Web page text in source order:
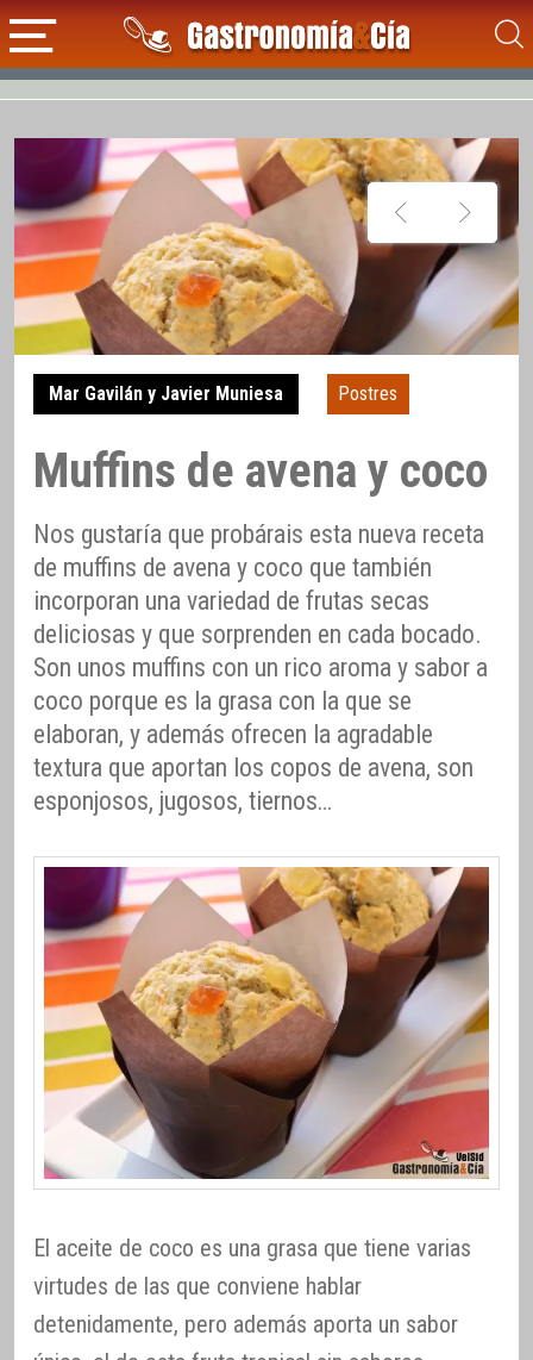
Mar Gavilán y Javier Muniesa Postres
Muffins de avena y coco
Nos gustaría que probárais esta nueva receta
de muffins de avena y coco que también
incorporan una variedad de frutas secas
deliciosas y que sorprenden en cada bocado.
Son unos muffins con un rico aroma y sabor a
coco porque es la grasa con la que se
elaboran, y además ofrecen la agradable
textura que aportan los copos de avena, son
esponjosos, jugosos, tiernos…
El aceite de coco es una grasa que tiene varias
virtudes de las que conviene hablar
detenidamente, pero además aporta un sabor